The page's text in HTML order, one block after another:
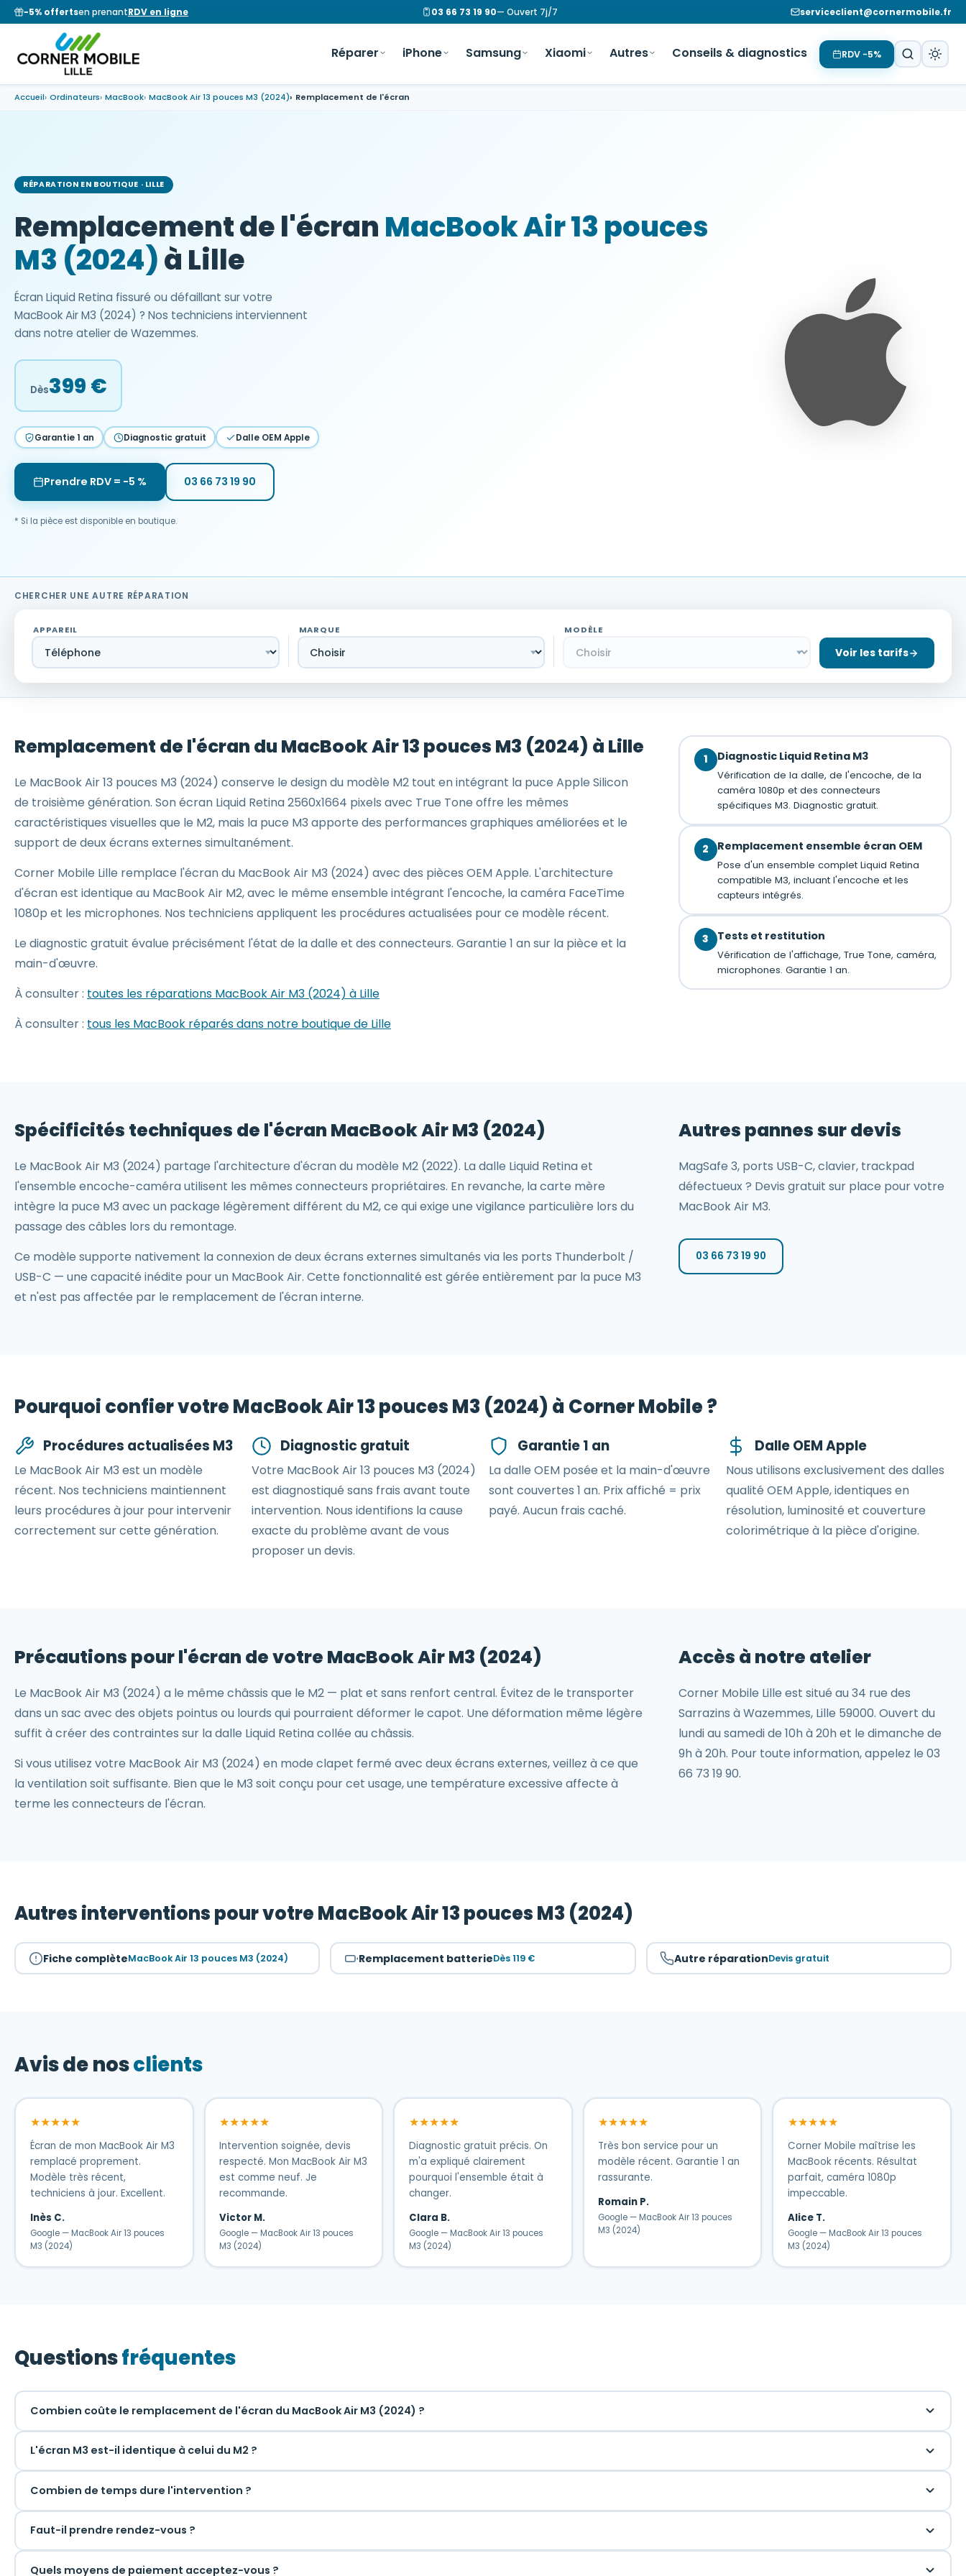
−5% offertsen prenantRDV en ligne 03 66 73 19 90— Ouvert 7j/7 serviceclient@cornermobile.fr
Réparer iPhone Samsung Xiaomi Autres Conseils & diagnostics RDV −5%
Accueil Ordinateurs MacBook MacBook Air 13 pouces M3 (2024) Remplacement de l'écran
RÉPARATION EN BOUTIQUE · LILLE
Remplacement de l'écran MacBook Air 13 pouces
M3 (2024)à Lille
Écran Liquid Retina fissuré ou défaillant sur votre
MacBook Air M3 (2024) ? Nos techniciens interviennent
dans notre atelier de Wazemmes.
Dès399 €
Garantie 1 an Diagnostic gratuit Dalle OEM Apple
Prendre RDV = −5 % 03 66 73 19 90
* Si la pièce est disponible en boutique.
CHERCHER UNE AUTRE RÉPARATION
APPAREIL MARQUE MODÈLE
Voir les tarifs
Remplacement de l'écran du MacBook Air 13 pouces M3 (2024) à Lille
Le MacBook Air 13 pouces M3 (2024) conserve le design du modèle M2 tout en intégrant la puce Apple Silicon
de troisième génération. Son écran Liquid Retina 2560x1664 pixels avec True Tone offre les mêmes
caractéristiques visuelles que le M2, mais la puce M3 apporte des performances graphiques améliorées et le
support de deux écrans externes simultanément.
Corner Mobile Lille remplace l'écran du MacBook Air M3 (2024) avec des pièces OEM Apple. L'architecture
d'écran est identique au MacBook Air M2, avec le même ensemble intégrant l'encoche, la caméra FaceTime
1080p et les microphones. Nos techniciens appliquent les procédures actualisées pour ce modèle récent.
Le diagnostic gratuit évalue précisément l'état de la dalle et des connecteurs. Garantie 1 an sur la pièce et la
main-d'œuvre.
À consulter : toutes les réparations MacBook Air M3 (2024) à Lille
À consulter : tous les MacBook réparés dans notre boutique de Lille
1 Diagnostic Liquid Retina M3
Vérification de la dalle, de l'encoche, de la
caméra 1080p et des connecteurs
spécifiques M3. Diagnostic gratuit.
2 Remplacement ensemble écran OEM
Pose d'un ensemble complet Liquid Retina
compatible M3, incluant l'encoche et les
capteurs intégrés.
3 Tests et restitution
Vérification de l'affichage, True Tone, caméra,
microphones. Garantie 1 an.
Spécificités techniques de l'écran MacBook Air M3 (2024)
Le MacBook Air M3 (2024) partage l'architecture d'écran du modèle M2 (2022). La dalle Liquid Retina et
l'ensemble encoche-caméra utilisent les mêmes connecteurs propriétaires. En revanche, la carte mère
intègre la puce M3 avec un package légèrement différent du M2, ce qui exige une vigilance particulière lors du
passage des câbles lors du remontage.
Ce modèle supporte nativement la connexion de deux écrans externes simultanés via les ports Thunderbolt /
USB-C — une capacité inédite pour un MacBook Air. Cette fonctionnalité est gérée entièrement par la puce M3
et n'est pas affectée par le remplacement de l'écran interne.
Autres pannes sur devis
MagSafe 3, ports USB-C, clavier, trackpad
défectueux ? Devis gratuit sur place pour votre
MacBook Air M3.
03 66 73 19 90
Pourquoi confier votre MacBook Air 13 pouces M3 (2024) à Corner Mobile ?
Procédures actualisées M3
Le MacBook Air M3 est un modèle
récent. Nos techniciens maintiennent
leurs procédures à jour pour intervenir
correctement sur cette génération.
Diagnostic gratuit
Votre MacBook Air 13 pouces M3 (2024)
est diagnostiqué sans frais avant toute
intervention. Nous identifions la cause
exacte du problème avant de vous
proposer un devis.
Garantie 1 an
La dalle OEM posée et la main-d'œuvre
sont couvertes 1 an. Prix affiché = prix
payé. Aucun frais caché.
Dalle OEM Apple
Nous utilisons exclusivement des dalles
qualité OEM Apple, identiques en
résolution, luminosité et couverture
colorimétrique à la pièce d'origine.
Précautions pour l'écran de votre MacBook Air M3 (2024)
Le MacBook Air M3 (2024) a le même châssis que le M2 — plat et sans renfort central. Évitez de le transporter
dans un sac avec des objets pointus ou lourds qui pourraient déformer le capot. Une déformation même légère
suffit à créer des contraintes sur la dalle Liquid Retina collée au châssis.
Si vous utilisez votre MacBook Air M3 (2024) en mode clapet fermé avec deux écrans externes, veillez à ce que
la ventilation soit suffisante. Bien que le M3 soit conçu pour cet usage, une température excessive affecte à
terme les connecteurs de l'écran.
Accès à notre atelier
Corner Mobile Lille est situé au 34 rue des
Sarrazins à Wazemmes, Lille 59000. Ouvert du
lundi au samedi de 10h à 20h et le dimanche de
9h à 20h. Pour toute information, appelez le 03
66 73 19 90.
Autres interventions pour votre MacBook Air 13 pouces M3 (2024)
Fiche complèteMacBook Air 13 pouces M3 (2024) Remplacement batterieDès 119 € Autre réparationDevis gratuit
Avis de nosclients
★★★★★
Écran de mon MacBook Air M3
remplacé proprement.
Modèle très récent,
techniciens à jour. Excellent.
Inès C.
Google — MacBook Air 13 pouces
M3 (2024)
★★★★★
Intervention soignée, devis
respecté. Mon MacBook Air M3
est comme neuf. Je
recommande.
Victor M.
Google — MacBook Air 13 pouces
M3 (2024)
★★★★★
Diagnostic gratuit précis. On
m'a expliqué clairement
pourquoi l'ensemble était à
changer.
Clara B.
Google — MacBook Air 13 pouces
M3 (2024)
★★★★★
Très bon service pour un
modèle récent. Garantie 1 an
rassurante.
Romain P.
Google — MacBook Air 13 pouces
M3 (2024)
★★★★★
Corner Mobile maîtrise les
MacBook récents. Résultat
parfait, caméra 1080p
impeccable.
Alice T.
Google — MacBook Air 13 pouces
M3 (2024)
Questionsfréquentes
Combien coûte le remplacement de l'écran du MacBook Air M3 (2024) ?
L'écran M3 est-il identique à celui du M2 ?
Combien de temps dure l'intervention ?
Faut-il prendre rendez-vous ?
Quels moyens de paiement acceptez-vous ?